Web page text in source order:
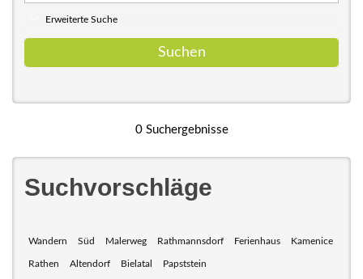
Erweiterte Suche
0 Suchergebnisse
Suchvorschläge
Wandern Süd Malerweg Rathmannsdorf Ferienhaus Kamenice
Rathen Altendorf Bielatal Papststein